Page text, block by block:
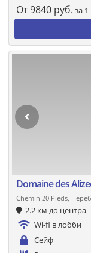
От9840 руб. за
Domaine des
Chemin 20 Pieds,
2.2 км до центра
Wi-fi в лобби
Сейф